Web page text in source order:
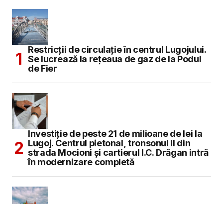
Restricții de circulație în centrul Lugojului.
Se lucrează la rețeaua de gaz de la Podul
de Fier
Investiție de peste 21 de milioane de lei la
Lugoj. Centrul pietonal, tronsonul II din
strada Mocioni și cartierul I.C. Drăgan intră
în modernizare completă